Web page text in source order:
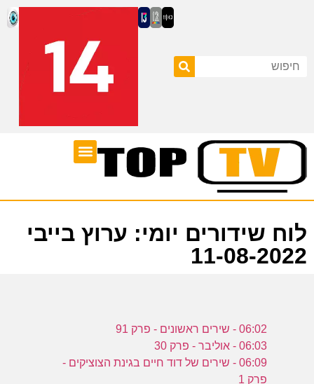
לוח שידורים יומי: ערוץ בייבי
11-08-2022
06:02 - שירים ראשונים - פרק 91
06:03 - אוליבר - פרק 30
06:09 - שירים של דוד חיים בגינת הצוציקים -
פרק 1